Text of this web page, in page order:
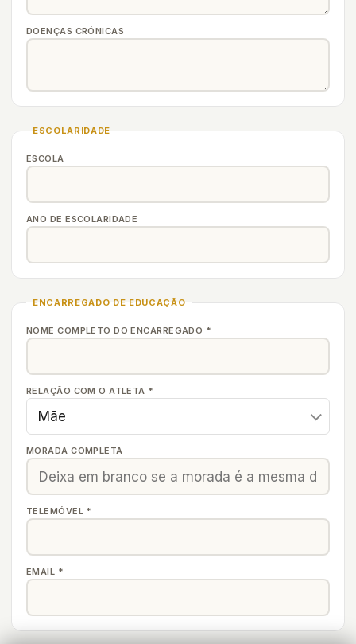
DOENÇAS CRÓNICAS
ESCOLARIDADE
ESCOLA
ANO DE ESCOLARIDADE
ENCARREGADO DE EDUCAÇÃO
NOME COMPLETO DO ENCARREGADO *
RELAÇÃO COM O ATLETA *
Mãe
MORADA COMPLETA
TELEMÓVEL *
EMAIL *